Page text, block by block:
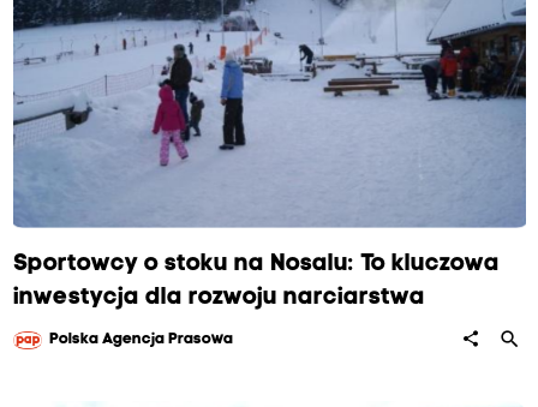
Sportowcy o stoku na Nosalu: To kluczowa
inwestycja dla rozwoju narciarstwa
Polska Agencja Prasowa share search